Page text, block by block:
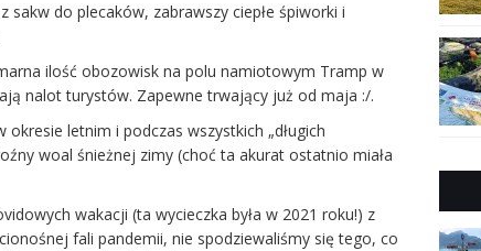
do plecaków, zabrawszy ciepłe śpiworki i
ilość obozowisk na polu namiotowym Tramp w
nalot turystów. Zapewne trwający już od maja :/.
letnim i podczas wszystkich „długich
woal śnieżnej zimy (choć ta akurat ostatnio miała
wakacji (ta wycieczka była w 2021 roku!) z
fali pandemii, nie spodziewaliśmy się tego, co